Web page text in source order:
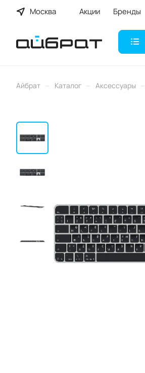
Москва Акции Бренды
Айбрат – Каталог – Аксессуары –